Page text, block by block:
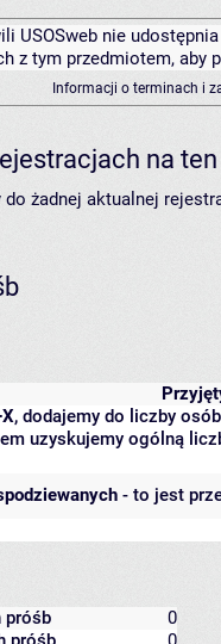
USOSweb nie
z tym przedmiotem, aby
Informacji o terminach i
na
do żadnej aktualnej
, dodajemy do liczby
uzyskujemy ogólną
- to jest
próśb
0